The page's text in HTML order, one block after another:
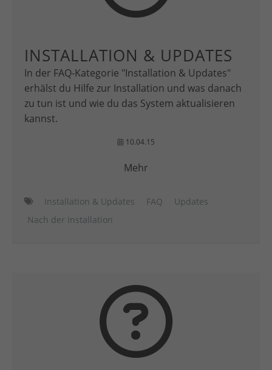
INSTALLATION & UPDATES
In der FAQ-Kategorie "Installation & Updates"
erhälst du Hilfe zur Installation und was danach
zu tun ist und wie du das System aktualisieren
kannst.
10.04.15
Mehr
Installation & Updates FAQ
Updates
Nach der Installation